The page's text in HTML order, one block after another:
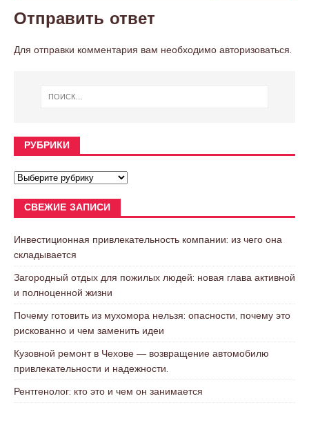
Отправить ответ
Для отправки комментария вам необходимо авторизоваться.
РУБРИКИ
СВЕЖИЕ ЗАПИСИ
Инвестиционная привлекательность компании: из чего она
складывается
Загородный отдых для пожилых людей: новая глава активной
и полноценной жизни
Почему готовить из мухомора нельзя: опасности, почему это
рискованно и чем заменить идеи
Кузовной ремонт в Чехове — возвращение автомобилю
привлекательности и надежности.
Рентгенолог: кто это и чем он занимается